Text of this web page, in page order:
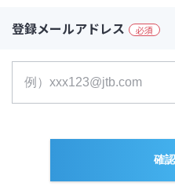
登録メールアドレス 必須